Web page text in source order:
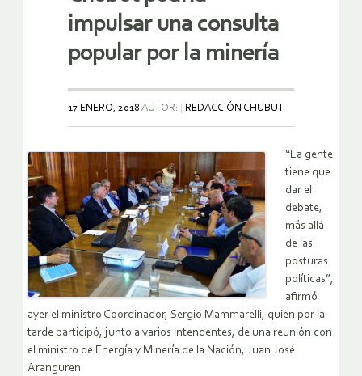
impulsar una consulta
popular por la minería
17 ENERO, 2018 AUTOR: REDACCIÓN CHUBUT.
“La gente
tiene que
dar el
debate,
más allá
de las
posturas
políticas”,
afirmó
ayer el ministro Coordinador, Sergio Mammarelli, quien por la
tarde participó, junto a varios intendentes, de una reunión con
el ministro de Energía y Minería de la Nación, Juan José
Aranguren.